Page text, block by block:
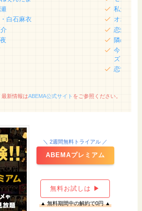
白石麻衣
私たち結
オオカミ
恋愛ドラ
隣の恋は
今日、好
ズ
恋する週
新情報はABEMA公式サイト をご参照ください。
＼ 2週間無料トライアル ／
ABEMAプレミアム
無料お試しは ▶
▲ 無料期間中の解約で0円 ▲